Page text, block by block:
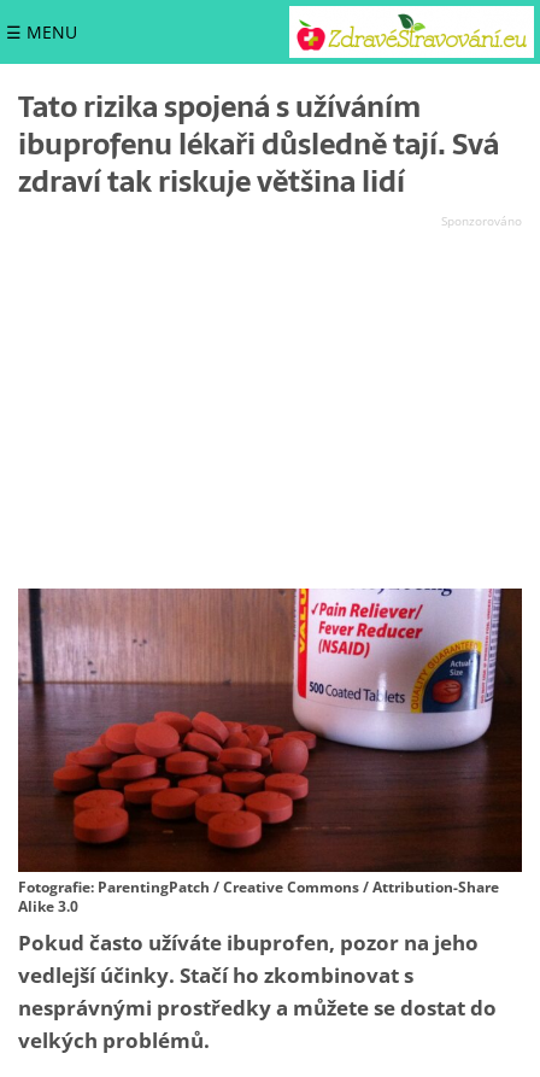
☰ MENU
Tato rizika spojená s užíváním
ibuprofenu lékaři důsledně tají. Svá
zdraví tak riskuje většina lidí
Fotografie: ParentingPatch / Creative Commons / Attribution-Share
Alike 3.0
Pokud často užíváte ibuprofen, pozor na jeho
vedlejší účinky. Stačí ho zkombinovat s
nesprávnými prostředky a můžete se dostat do
velkých problémů.